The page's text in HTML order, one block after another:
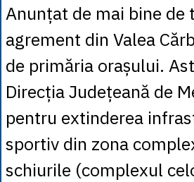
Anunțat de mai bine de
agrement din Valea
de primăria orașului.
Direcția Județeană de
pentru extinderea
sportiv din zona
schiurile (complexul